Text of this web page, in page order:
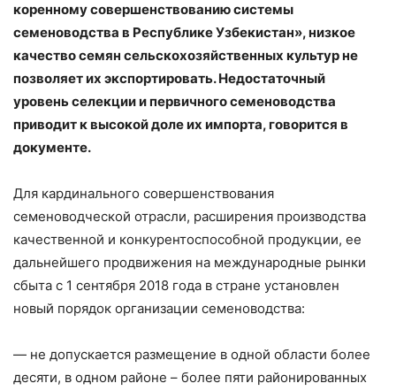
коренному совершенствованию системы
семеноводства в Республике Узбекистан», низкое
качество семян сельскохозяйственных культур не
позволяет их экспортировать. Недостаточный
уровень селекции и первичного семеноводства
приводит к высокой доле их импорта, говорится в
документе.
Для кардинального совершенствования
семеноводческой отрасли, расширения производства
качественной и конкурентоспособной продукции, ее
дальнейшего продвижения на международные рынки
сбыта с 1 сентября 2018 года в стране установлен
новый порядок организации семеноводства:
— не допускается размещение в одной области более
десяти, в одном районе – более пяти районированных